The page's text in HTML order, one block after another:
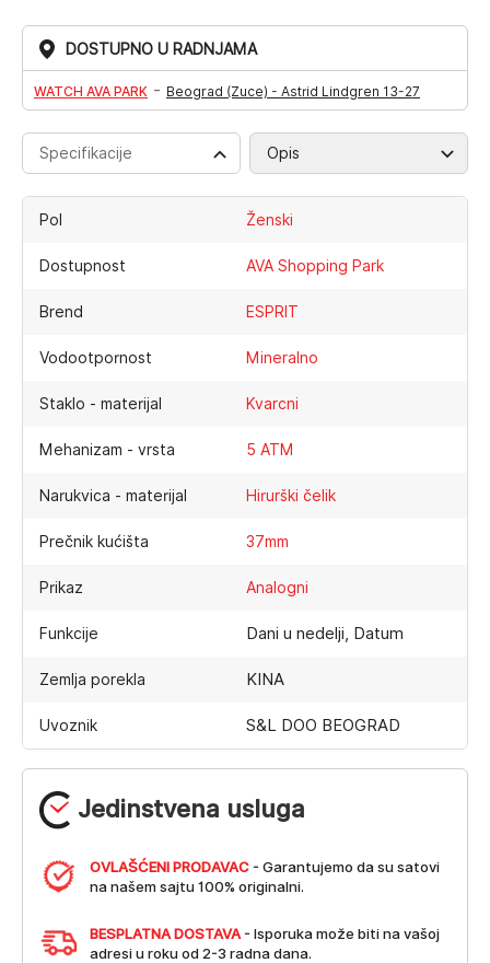
DOSTUPNO U RADNJAMA
WATCH AVA PARK - Beograd (Zuce) - Astrid Lindgren 13-27
Jedinstvena usluga
OVLAŠĆENI PRODAVAC - Garantujemo da su satovi
na našem sajtu 100% originalni.
BESPLATNA DOSTAVA - Isporuka može biti na vašoj
adresi u roku od 2-3 radna dana.
Specifikacije Opis
Pol Ženski
Dostupnost AVA Shopping Park
Brend ESPRIT
Vodootpornost Mineralno
Staklo - materijal Kvarcni
Mehanizam - vrsta 5 ATM
Narukvica - materijal Hirurški čelik
Prečnik kućišta 37mm
Prikaz Analogni
Funkcije Dani u nedelji, Datum
Zemlja porekla KINA
Uvoznik S&L DOO BEOGRAD